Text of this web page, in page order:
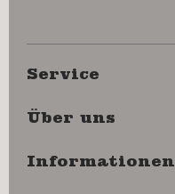
Service
Über uns
Informationen